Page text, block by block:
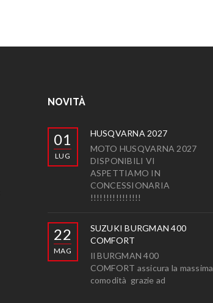
NOVITÀ
01
LUG
HUSQVARNA 2027
MOTO HUSQVARNA 2027
DISPONIBILI VI
ASPETTIAMO IN
CONCESSIONARIA
!!!!!!!!!!!!!!!!
22
MAG
SUZUKI BURGMAN 400
COMFORT
Il BURGMAN 400
COMFORT assicura la massima
comodità grazie ad